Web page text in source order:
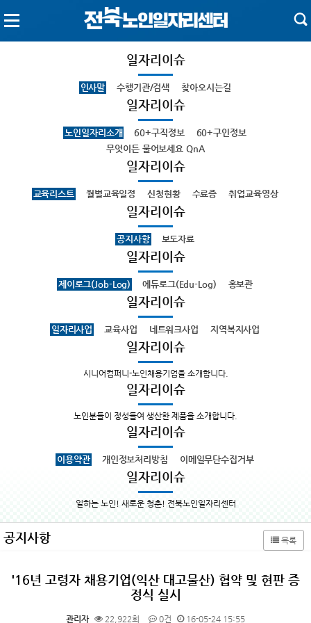
일자리이슈
인사말 수행기관/검색 찾아오시는길
일자리이슈
노인일자리소개 60+구직정보
60+구인정보
무엇이든 물어보세요 QnA
일자리이슈
교육리스트 월별교육일정 신청현황 수료증 취업교육영상
일자리이슈
공지사항 보도자료
일자리이슈
제이로그(Job-Log) 에듀로그(Edu-Log) 홍보관
일자리이슈
일자리사업 교육사업 네트워크사업 지역복지사업
일자리이슈
시니어컴퍼니-노인채용기업을 소개합니다.
일자리이슈
노인분들이 정성들여 생산한 제품을 소개합니다.
일자리이슈
이용약관 개인정보처리방침 이메일무단수집거부
일자리이슈
일하는 노인! 새로운 청춘! 전북노인일자리센터
공지사항 목록
'16년 고령자 채용기업(익산 대고물산) 협약 및 현판 증
정식 실시
관리자 22,922회 0건 16-05-24 15:55